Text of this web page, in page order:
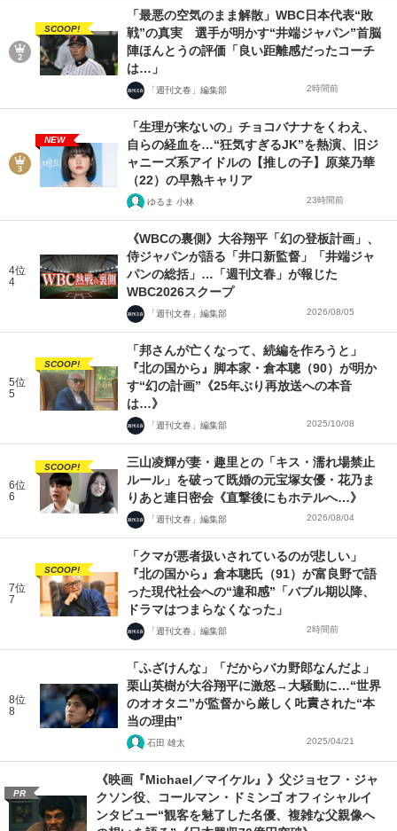
SCOOP!
「最悪の空気のまま解散」WBC日本代表“敗
戦”の真実 選手が明かす“井端ジャパン”首脳
陣ほんとうの評価「良い距離感だったコーチ
は…」
「週刊文春」編集部 2時間前
NEW
「生理が来ないの」チョコバナナをくわえ、
自らの経血を…“狂気すぎるJK”を熱演、旧ジ
ャニーズ系アイドルの【推しの子】原菜乃華
（22）の早熟キャリア
ゆるま 小林 23時間前
4位
4
《WBCの裏側》大谷翔平「幻の登板計画」、
侍ジャパンが語る「井口新監督」「井端ジャ
パンの総括」…「週刊文春」が報じた
WBC2026スクープ
「週刊文春」編集部 2026/08/05
5位
5
SCOOP!
「邦さんが亡くなって、続編を作ろうと」
『北の国から』脚本家・倉本聰（90）が明か
す“幻の計画”《25年ぶり再放送への本音
は…》
「週刊文春」編集部 2025/10/08
6位
6
SCOOP!
三山凌輝が妻・趣里との「キス・濡れ場禁止
ルール」を破って既婚の元宝塚女優・花乃ま
りあと連日密会《直撃後にもホテルへ…》
「週刊文春」編集部 2026/08/04
7位
7
SCOOP!
「クマが悪者扱いされているのが悲しい」
『北の国から』倉本聰氏（91）が富良野で語
った現代社会への“違和感”「バブル期以降、
ドラマはつまらなくなった」
「週刊文春」編集部 2時間前
8位
8
「ふざけんな」「だからバカ野郎なんだよ」
栗山英樹が大谷翔平に激怒→大騒動に…“世界
のオオタニ”が監督から厳しく𠮟責された“本
当の理由”
石田 雄太 2025/04/21
PR
《映画『Michael／マイケル』》父ジョセフ・ジャ
クソン役、コールマン・ドミンゴ オフィシャルイ
ンタビュー“観客を魅了した名優、複雑な父親像へ